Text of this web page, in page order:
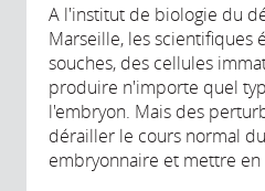
A l'institut de biologie du
Marseille, les scientifiques
souches, des cellules
produire n'importe quel
l'embryon. Mais des
dérailler le cours normal
embryonnaire et mettre